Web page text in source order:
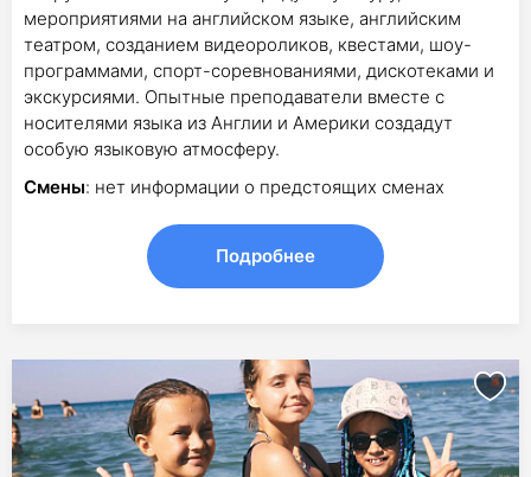
мероприятиями на английском языке, английским
театром, созданием видеороликов, квестами, шоу-
программами, спорт-соревнованиями, дискотеками и
экскурсиями. Опытные преподаватели вместе с
носителями языка из Англии и Америки создадут
особую языковую атмосферу.
Смены: нет информации о предстоящих сменах
Подробнее